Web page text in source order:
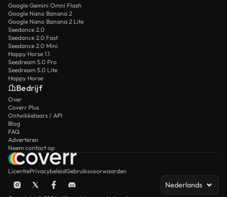
Google Gemini Omni Flash
Google Nano Banana 2
Google Nano Banana 2 Lite
Seedance 2.0
Seedance 2.0 Fast
Seedance 2.0 Mini
Happy Horse 1.1
Seedream 5.0 Pro
Seedream 5.0 Lite
Happy Horse
Bedrijf
Over
Coverr Plus
Ontwikkelaars / API
Blog
FAQ
Adverteren
Neem contact op
LicentiePrivacybeleidGebruiksvoorwaarden
Nederlands